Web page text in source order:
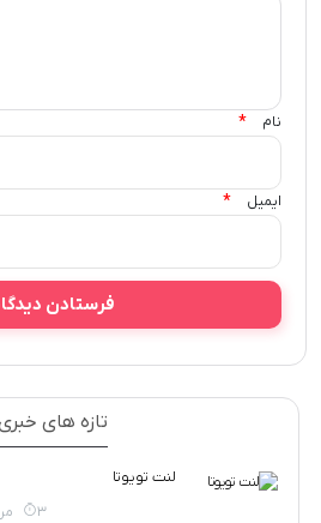
نام *
ایمیل *
تازه های
لنت تویوتا
3 مرداد 1405